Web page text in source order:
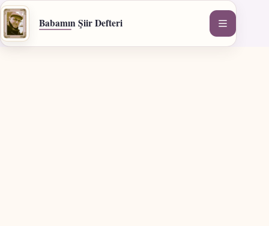
İçeriğe
geç
Babamın Şiir Defteri